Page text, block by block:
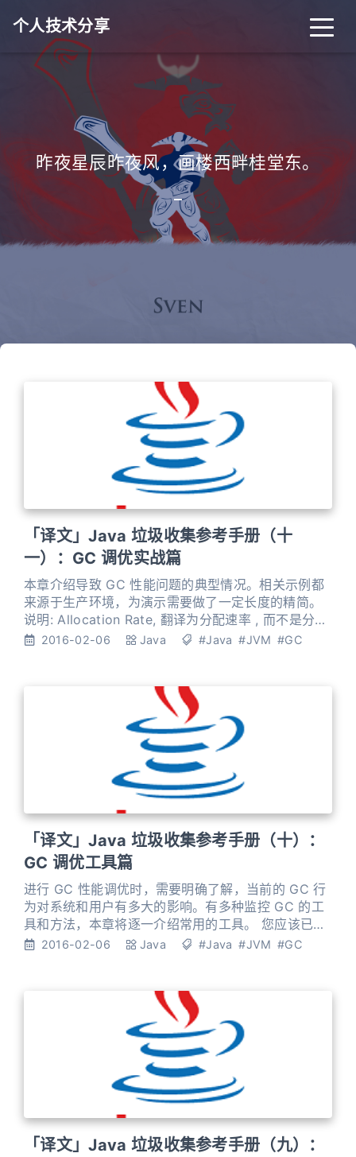
个人技术分享
首页 归档
标签 关于 友链
RSS 搜索 关灯
昨夜星辰昨夜风，画楼西畔桂堂东。
_
「译文」Java 垃圾收集参考手册（十
一）：GC 调优实战篇
本章介绍导致 GC 性能问题的典型情况。相关示例都
来源于生产环境，为演示需要做了一定长度的精简。
说明: Allocation Rate, 翻译为分配速率 , 而不是分配
率；因为不是百分比，而是单位时间内分配的量； 同
Rate) 分配速率 (Allocation
2016-02-06 Java #Java #JVM #GC
「译文」Java 垃圾收集参考手册（十）：
GC 调优工具篇
进行 GC 性能调优时，需要明确了解，当前的 GC 行
为对系统和用户有多大的影响。有多种监控 GC 的工
具和方法，本章将逐一介绍常用的工具。 您应该已经
阅读了前面的章节. JVM 在程序执行的过程中，提供
量， 每次 GC 暂停的持续时间，
2016-02-06 Java #Java #JVM #GC
「译文」Java 垃圾收集参考手册（九）：